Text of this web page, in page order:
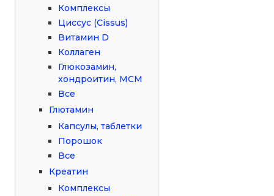
Комплексы
Циссус (Cissus)
Витамин D
Коллаген
Глюкозамин,
хондроитин, МСМ
Все
Глютамин
Капсулы, таблетки
Порошок
Все
Креатин
Комплексы